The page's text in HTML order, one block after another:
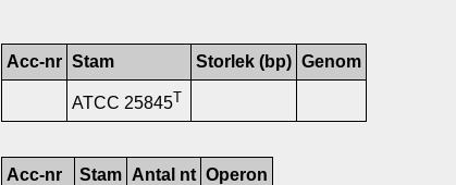
Acc-nr Stam Storlek (bp) Genom
ATCC 25845T
Acc-nr Stam Antal nt Operon